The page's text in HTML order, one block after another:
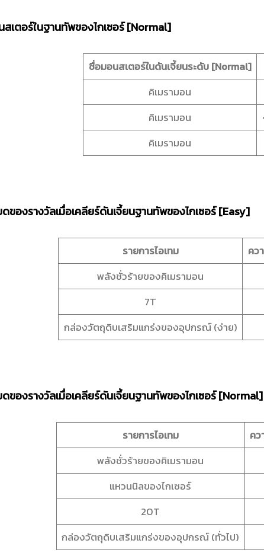
เตอร์ในฐานทัพของไกเซอร์ [Normal]
ชื่อมอนสเตอร์ในดันเจี้ยนระดับ[Normal]
คิเมรามอน
คิเมรามอน
คิเมรามอน
ดของรางวัลเมื่อเคลียร์ดันเจี้ยนฐานทัพของไกเซอร์ [Easy]
รายการไอเทม คว
พลังชั่วร้ายของคิเมรามอน
7T
กล่องวัตถุดิบเสริมแกร่งของอุปกรณ์ (ง่าย)
ดของรางวัลเมื่อเคลียร์ดันเจี้ยนฐานทัพของไกเซอร์ [Normal]
รายการไอเทม คว
พลังชั่วร้ายของคิเมรามอน
แหวนนิลของไกเซอร์
20T
กล่องวัตถุดิบเสริมแกร่งของอุปกรณ์ (ทั่วไป)